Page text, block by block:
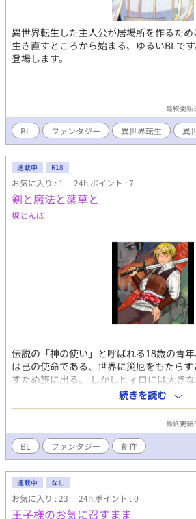
異世界転生した主人公が居場所を作るた
生き直すところから始まる、ゆるいBLで
登場します。
最終更新
BL ファンタジー 異世界転生 異
連載中 R18
お気に入り : 1 24h.ポイント : 7
剣と魔法と薬草と
梶とんぼ
伝説の「神の使い」と呼ばれる18歳の青
は己の使命である、世界に災厄をもたら
すため旅に出る。 しかしヒィロには大き
ファンタジー冒険譚 ※後々軽めですが性
ため、念のためR18制限を設けております
続きを読む
最終更新
BL ファンタジー 創作
連載中 なし
お気に入り : 23 24h.ポイント : 0
王子様のお気に召すまま